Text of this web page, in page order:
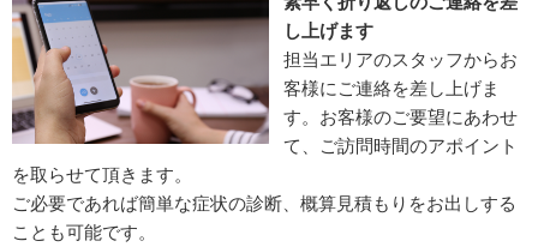
し上げます
担当エリアのスタッフからお
客様にご連絡を差し上げま
す。お客様のご要望にあわせ
て、ご訪問時間のアポイント
を取らせて頂きます。
ご必要であれば簡単な症状の診断、概算見積もりをお出しする
ことも可能です。